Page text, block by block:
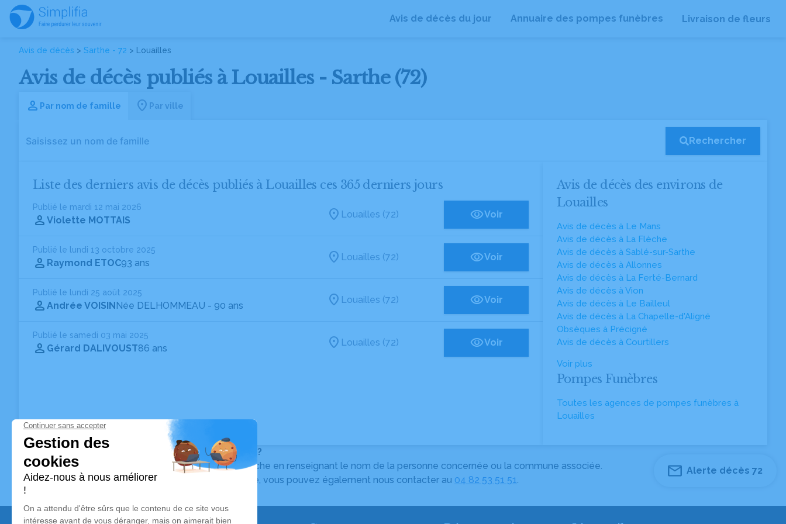
Avis de décès du jour Annuaire des pompes funèbres Livraison de fleurs
Avis de décès > Sarthe - 72 > Louailles
Avis de décès publiés à Louailles - Sarthe (72)
Par nom de famille Par ville
Rechercher
Liste des derniers avis de décès publiés à Louailles ces 365 derniers jours
Publié le mardi 12 mai 2026
Violette MOTTAIS
Louailles (72) Voir
Publié le lundi 13 octobre 2025
Raymond ETOC93 ans
Louailles (72) Voir
Publié le lundi 25 août 2025
Andrée VOISINNée DELHOMMEAU - 90 ans
Louailles (72) Voir
Publié le samedi 03 mai 2025
Gérard DALIVOUST86 ans
Louailles (72) Voir
Avis de décès des environs de
Louailles
Avis de décès à Le Mans
Avis de décès à La Flèche
Avis de décès à Sablé-sur-Sarthe
Avis de décès à Allonnes
Avis de décès à La Ferté-Bernard
Avis de décès à Vion
Avis de décès à Le Bailleul
Avis de décès à La Chapelle-d'Aligné
Obsèques à Précigné
Avis de décès à Courtillers
Voir plus
Pompes Funèbres
Toutes les agences de pompes funèbres à
Louailles
Vous ne trouvez pas l’avis de décès recherché ?
Pour affiner votre recherche, utilisez la barre de recherche en renseignant le nom de la personne concernée ou la commune associée.
Pour toute question relative au fonctionnement du site, vous pouvez également nous contacter au 04 82 53 51 51.
Alerte décès 72